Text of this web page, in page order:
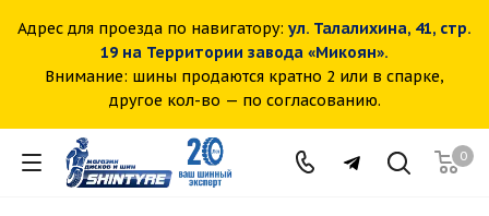
Адрес для проезда по навигатору: ул. Талалихина, 41, стр.
19 на Территории завода «Микоян».
Внимание: шины продаются кратно 2 или в спарке,
другое кол-во — по согласованию.
0